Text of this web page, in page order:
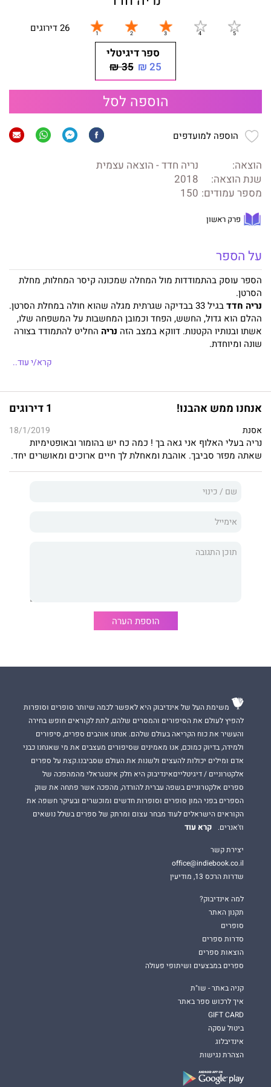
26 דירוגים
ספר דיגיטלי
25 ₪
35 ₪
הוספה לסל
הוספה למועדפים
הוצאה:
נריה חדד - הוצאה עצמית
שנת הוצאה:
2018
מספר עמודים: 150
פרק ראשון
על הספר
הספר עוסק בהתמודדות מול המחלה שמכונה קיסר המחלות, מחלת
הסרטן.
נריה חדד
בגיל 33 בבדיקה שגרתית מגלה שהוא חולה במחלת הסרטן.
ההלם הוא גדול, החשש, הפחד וכמובן המחשבות על המשפחה שלו,
אשתו ובנותיו הקטנות. דווקא במצב הזה נריה החליט להתמודד בצורה
שונה ומיוחדת.
כשנתיים בלבד אחרי שאימו, בת-שבע, נפטרה ממחלת הסרטן. חושש
ומפוחד מהלא נודע, החליט נריה, בעזרת הכתיבה להתמודד עם
האתגרים הרבים ולכתוב יומן מרתק, שזור בסיפורים מרגשים
ומיוחדים ומתובל בחוש ההומור הייחודי שלו, שסייע רבות במסע
המטלטל בדרך להחלמה.
הספר הוא הכרת תודה לכל הצוותים הרפואיים שנאבקים לצד
להשבת החיים הרגילים.
קרא/י עוד..
אנחנו ממש אהבנו! 1 דירוגים
אסנת 18/1/2019
נריה בעלי האלוף אני גאה בך ! כמה כח יש בהומור ובאופטימיות
שאתה מפזר סביבך. אוהבת ומאחלת לך חיים ארוכים ומאושרים יחד.
הוספת הערה
משימת העל של אינדיבוק היא לאפשר לכמה שיותר סופרים וסופרות
להפיץ לעולם את הסיפורים והמסרים שלהם, לתת לקוראים חופש בחירה
והעשיר את כוח הקריאה בעולם שלהם. אנחנו אוהבים ספרים, סיפורים
ולמידה, בדיוק כמוכם, אנו מאמינים שסיפורים מעצבים את מי שאנחנו כבני
אדם ומילים יכולות להעצים ולשנות את העולם שסביבנו.קצת על ספרים
אלקטרוניים / דיגיטלייםאינדיבוק היא חלק אינטגראלי מהמהפכה של
ספרים אלקטרוניים בשפה עברית להורדה, מהפכה אשר פתחה את שוק
הספרים בפני המון סופרים וסופרות חדשים ומוכשרים ובעיקר חשפה את
הקוראים הישראלים לעוד מבחר עצום ומרתק של ספרים בשלל נושאים
וז'אנרים.
קרא עוד
יצירת קשר
office@indiebook.co.il
שדרות הרכס 13, מודיעין
למה אינדיבוק?
תקנון האתר
סופרים
סדרות ספרים
הוצאות ספרים
ספרים במבצעים ושיתופי פעולה
קניה באתר - שו"ת
איך לרכוש ספר באתר
GIFT CARD
ביטול עסקה
אינדיבלוג
הצהרת נגישות